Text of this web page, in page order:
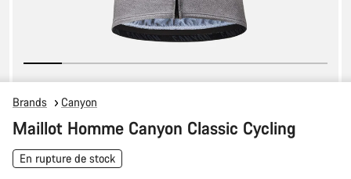
Brands Canyon
Maillot Homme Canyon Classic Cycling
En rupture de stock